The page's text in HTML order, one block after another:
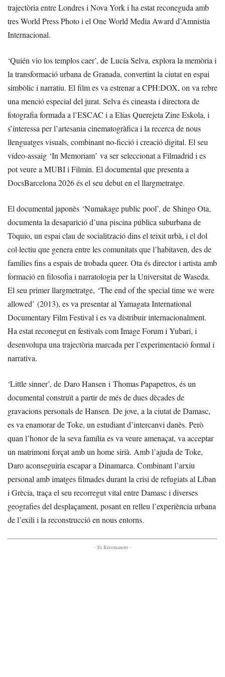
trajectòria entre Londres i Nova York i ha estat reconeguda amb
tres World Press Photo i el One World Media Award d’Amnistia
Internacional.
‘Quién vio los templos caer’, de Lucía Selva, explora la memòria i
la transformació urbana de Granada, convertint la ciutat en espai
simbòlic i narratiu. El film es va estrenar a CPH:DOX, on va rebre
una menció especial del jurat. Selva és cineasta i directora de
fotografia formada a l’ESCAC i a Elías Querejeta Zine Eskola, i
s’interessa per l’artesania cinematogràfica i la recerca de nous
llenguatges visuals, combinant no-ficció i creació digital. El seu
vídeo-assaig ‘In Memoriam’ va ser seleccionat a Filmadrid i es
pot veure a MUBI i Filmin. El documental que presenta a
DocsBarcelona 2026 és el seu debut en el llargmetratge.
El documental japonès ‘Numakage public pool’, de Shingo Ota,
documenta la desaparició d’una piscina pública suburbana de
Tòquio, un espai clau de socialització dins el teixit urbà, i el dol
col·lectiu que genera entre les comunitats que l’habitaven, des de
famílies fins a espais de trobada queer. Ota és director i artista amb
formació en filosofia i narratologia per la Universitat de Waseda.
El seu primer llargmetratge, ‘The end of the special time we were
allowed’ (2013), es va presentar al Yamagata International
Documentary Film Festival i es va distribuir internacionalment.
Ha estat reconegut en festivals com Image Forum i Yubari, i
desenvolupa una trajectòria marcada per l’experimentació formal i
narrativa.
‘Little sinner’, de Daro Hansen i Thomas Papapetros, és un
documental construït a partir de més de dues dècades de
gravacions personals de Hansen. De jove, a la ciutat de Damasc,
es va enamorar de Toke, un estudiant d’intercanvi danès. Però
quan l’honor de la seva família es va veure amenaçat, va acceptar
un matrimoni forçat amb un home sirià. Amb l’ajuda de Toke,
Daro aconseguiria escapar a Dinamarca. Combinant l’arxiu
personal amb imatges filmades durant la crisi de refugiats al Líban
i Grècia, traça el seu recorregut vital entre Damasc i diverses
geografies del desplaçament, posant en relleu l’experiència urbana
de l’exili i la reconstrucció en nous entorns.
- Et Recomanem -